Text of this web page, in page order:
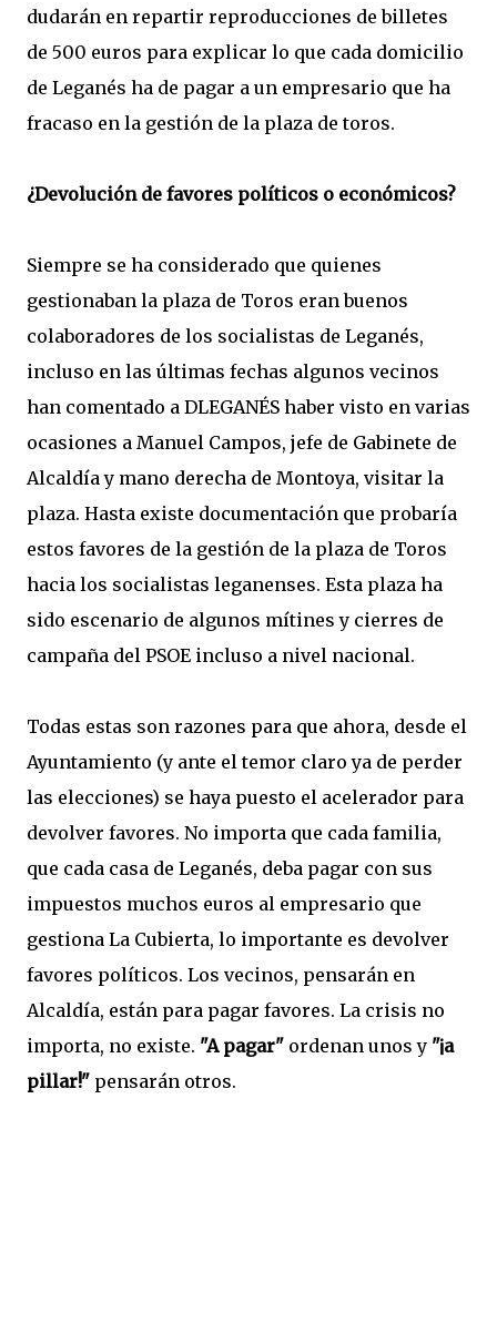
dudarán en repartir reproducciones de billetes
de 500 euros para explicar lo que cada domicilio
de Leganés ha de pagar a un empresario que ha
fracaso en la gestión de la plaza de toros.
¿Devolución de favores políticos o económicos?
Siempre se ha considerado que quienes
gestionaban la plaza de Toros eran buenos
colaboradores de los socialistas de Leganés,
incluso en las últimas fechas algunos vecinos
han comentado a DLEGANÉS haber visto en varias
ocasiones a Manuel Campos, jefe de Gabinete de
Alcaldía y mano derecha de Montoya, visitar la
plaza. Hasta existe documentación que probaría
estos favores de la gestión de la plaza de Toros
hacia los socialistas leganenses. Esta plaza ha
sido escenario de algunos mítines y cierres de
campaña del PSOE incluso a nivel nacional.
Todas estas son razones para que ahora, desde el
Ayuntamiento (y ante el temor claro ya de perder
las elecciones) se haya puesto el acelerador para
devolver favores. No importa que cada familia,
que cada casa de Leganés, deba pagar con sus
impuestos muchos euros al empresario que
gestiona La Cubierta, lo importante es devolver
favores políticos. Los vecinos, pensarán en
Alcaldía, están para pagar favores. La crisis no
importa, no existe. "A pagar" ordenan unos y "¡a
pillar!" pensarán otros.